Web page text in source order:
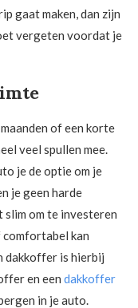
gaat maken, dan zijn
vergeten voordat je
of een korte
veel spullen mee.
je de optie om je
je geen harde
slim om te investeren
kan
dakkoffer is hierbij
en een dakkoffer
in je auto.